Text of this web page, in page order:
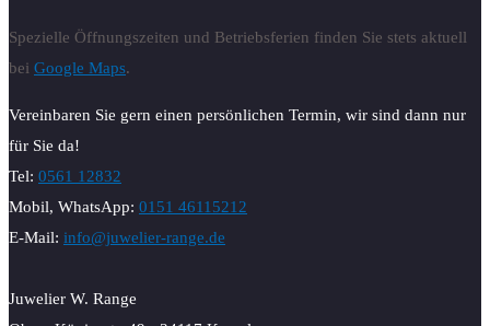
Spezielle Öffnungszeiten und Betriebsferien finden Sie stets aktuell
bei Google Maps.
Vereinbaren Sie gern einen persönlichen Termin, wir sind dann nur
für Sie da!
Tel: 0561 12832
Mobil, WhatsApp: 0151 46115212
E-Mail: info@juwelier-range.de
Juwelier W. Range